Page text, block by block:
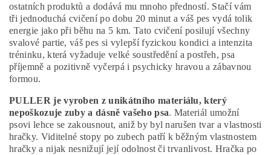
ostatních produktů a dodává mu mnoho předností. Stačí vám
tři jednoduchá cvičení po dobu 20 minut a váš pes vydá tolik
energie jako při běhu na 5 km. Tato cvičení posilují všechny
svalové partie, váš pes si vylepší fyzickou kondici a intenzita
tréninku, která vyžaduje velké soustředění a postřeh, psa
příjemně a pozitivně vyčerpá i psychicky hravou a zábavnou
formou.
PULLER je vyroben z unikátního materiálu, který
nepoškozuje zuby a dásně vašeho psa. Materiál umožní
psovi lehce se zakousnout, aniž by byl narušen tvar a vlastnosti
hračky. Viditelné stopy po zubech patří k běžným vlastnostem
hračky a nijak nesnižují její odolnost či trvanlivost. Hračka po